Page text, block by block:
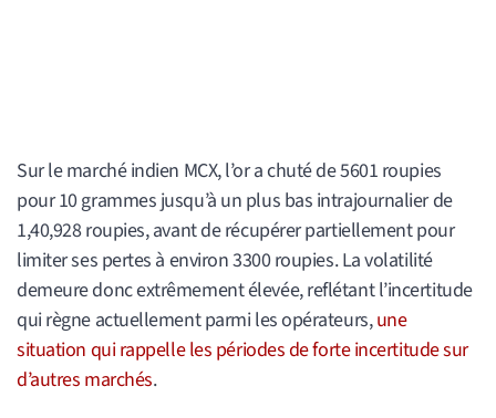
Sur le marché indien MCX, l’or a chuté de 5601 roupies
pour 10 grammes jusqu’à un plus bas intrajournalier de
1,40,928 roupies, avant de récupérer partiellement pour
limiter ses pertes à environ 3300 roupies. La volatilité
demeure donc extrêmement élevée, reflétant l’incertitude
qui règne actuellement parmi les opérateurs,une
situation qui rappelle les périodes de forte incertitude sur
d’autres marchés.